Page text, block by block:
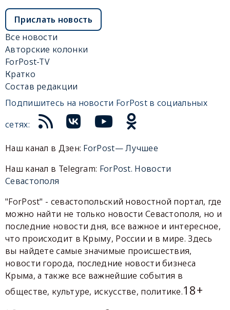
Прислать новость
Все новости
Авторские колонки
ForPost-TV
Кратко
Состав редакции
Подпишитесь на новости ForPost в социальных
сетях:
Наш канал в Дзен: ForPost— Лучшее
Наш канал в Telegram: ForPost. Новости
Севастополя
"ForPost" - севастопольский новостной портал, где
можно найти не только новости Севастополя, но и
последние новости дня, все важное и интересное,
что происходит в Крыму, России и в мире. Здесь
вы найдете самые значимые происшествия,
новости города, последние новости бизнеса
Крыма, а также все важнейшие события в
обществе, культуре, искусстве, политике.18+